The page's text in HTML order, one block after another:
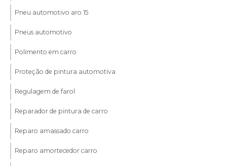
Pneu automotivo aro 15
Pneus automotivo
Polimento em carro
Proteção de pintura automotiva
Regulagem de farol
Reparador de pintura de carro
Reparo amassado carro
Reparo amortecedor carro